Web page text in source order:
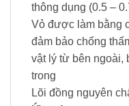
thông dụng (0.5 –
Vỏ được làm bằng
đảm bảo chống
vật lý từ bên ngoài,
trong
Lõi đồng nguyên